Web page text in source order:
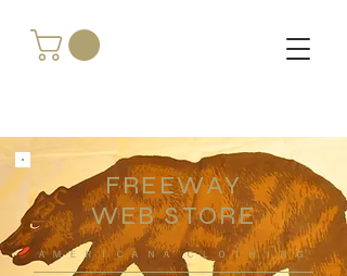
FREEWAY
WEB STORE
​ＡＭＥＲＩＣＡＮＡ ＣＬＯＴＨＩＮＧ